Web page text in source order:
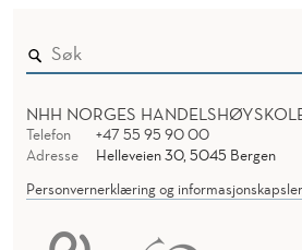
NHH NORGES
Telefon
+47 55 95 90 00
Adresse
Helleveien 30, 5045 Bergen
Personvernerklæring og informasjonskapsler